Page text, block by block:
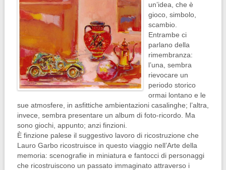
un’idea, che è
gioco, simbolo,
scambio.
Entrambe ci
parlano della
rimembranza:
l’una, sembra
rievocare un
periodo storico
ormai lontano e le
sue atmosfere, in asfittiche ambientazioni casalinghe; l’altra,
invece, sembra presentare un album di foto-ricordo. Ma
sono giochi, appunto; anzi finzioni.
È finzione palese il suggestivo lavoro di ricostruzione che
Lauro Garbo ricostruisce in questo viaggio nell’Arte della
memoria: scenografie in miniatura e fantocci di personaggi
che ricostruiscono un passato immaginato attraverso i